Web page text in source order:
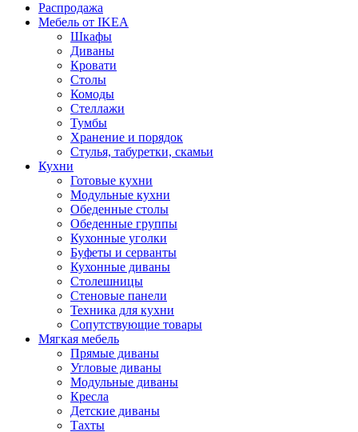
Распродажа
Мебель от IKEA
Шкафы
Диваны
Кровати
Столы
Комоды
Стеллажи
Тумбы
Хранение и порядок
Стулья, табуретки, скамьи
Кухни
Готовые кухни
Модульные кухни
Обеденные столы
Обеденные группы
Кухонные уголки
Буфеты и серванты
Кухонные диваны
Столешницы
Стеновые панели
Техника для кухни
Сопутствующие товары
Мягкая мебель
Прямые диваны
Угловые диваны
Модульные диваны
Кресла
Детские диваны
Тахты